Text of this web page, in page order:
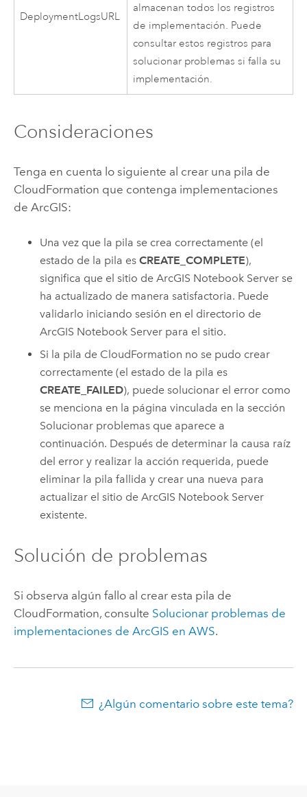
DeploymentLogsURL
almacenan todos los registros
de implementación. Puede
consultar estos registros para
solucionar problemas si falla su
implementación.
Consideraciones
Tenga en cuenta lo siguiente al crear una pila de
CloudFormation que contenga implementaciones
de ArcGIS:
Una vez que la pila se crea correctamente (el
estado de la pila esCREATE_COMPLETE),
significa que el sitio deArcGIS Notebook Server se
ha actualizado de manera satisfactoria. Puede
validarlo iniciando sesión en el directorio de
ArcGIS Notebook Server para el sitio.
Si la pila de CloudFormation no se pudo crear
correctamente (el estado de la pila es
CREATE_FAILED), puede solucionar el error como
se menciona en la página vinculada en la sección
Solucionar problemas que aparece a
continuación. Después de determinar la causa raíz
del error y realizar la acción requerida, puede
eliminar la pila fallida y crear una nueva para
actualizar el sitio deArcGIS Notebook Server
existente.
Solución de problemas
Si observa algún fallo al crear esta pila de
CloudFormation, consulte Solucionar problemas de
implementaciones de ArcGIS en AWS.
¿Algún comentario sobre este tema?